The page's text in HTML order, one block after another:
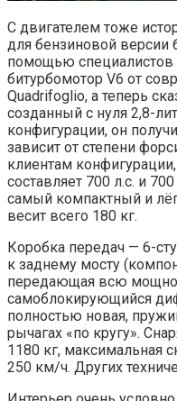
С двигателем тоже
для бензиновой версии
помощью специалистов
битурбомотор V6 от
Quadrifoglio, а теперь
созданный с нуля 2,8-
конфигурации, он
зависит от степени
клиентам
составляет 700 л.с. и
самый компактный и
весит всего 180 кг.
Коробка передач — 6-
к заднему мосту
передающая всю
самоблокирующийся
полностью новая,
рычагах «по кругу».
1180 кг, максимальная
250 км/ч. Других